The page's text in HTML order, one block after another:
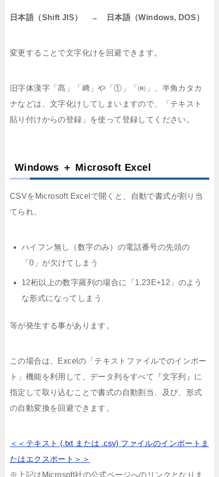
日本語（Shift JIS） → 日本語（Windows, DOS）
変更することで文字化けを回避できます。
旧字体漢字「髙」「﨑」や「①」「㈱」、半角カタカ
ナなどは、文字化けしてしまいますので、「テキスト
貼り付けからの登録」を使って登録してください。
Windows ＋ Microsoft Excel
CSVをMicrosoft Excelで開くと、自動で書式が割り当
てられ、
ハイフン無し（数字のみ）の電話番号の先頭の
「0」が欠けてしまう
12桁以上の数字羅列の場合に「1.23E+12」のよう
な形式になってしまう
等が発生する事があります。
この場合は、Excelの「テキストファイルでのインポー
ト」機能を利用して、データ列をすべて『文字列』に
指定して取り込むことで書式の自動割当、及び、形式
の自動変換を回避できます。
＜＜テキスト (.txt または .csv) ファイルのインポートま
たはエクスポート＞＞
※上記はMicrosoft社の公式ページへのリンクとなりま